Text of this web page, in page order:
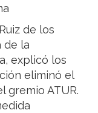
de los
de la
explicó los
eliminó el
gremio ATUR.